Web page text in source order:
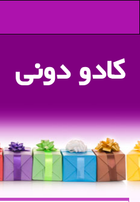
كادو دونی